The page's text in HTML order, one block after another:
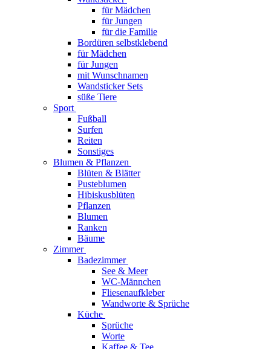
für Mädchen
für Jungen
für die Familie
Bordüren selbstklebend
für Mädchen
für Jungen
mit Wunschnamen
Wandsticker Sets
süße Tiere
Sport
Fußball
Surfen
Reiten
Sonstiges
Blumen & Pflanzen
Blüten & Blätter
Pusteblumen
Hibiskusblüten
Pflanzen
Blumen
Ranken
Bäume
Zimmer
Badezimmer
See & Meer
WC-Männchen
Fliesenaufkleber
Wandworte & Sprüche
Küche
Sprüche
Worte
Kaffee & Tee